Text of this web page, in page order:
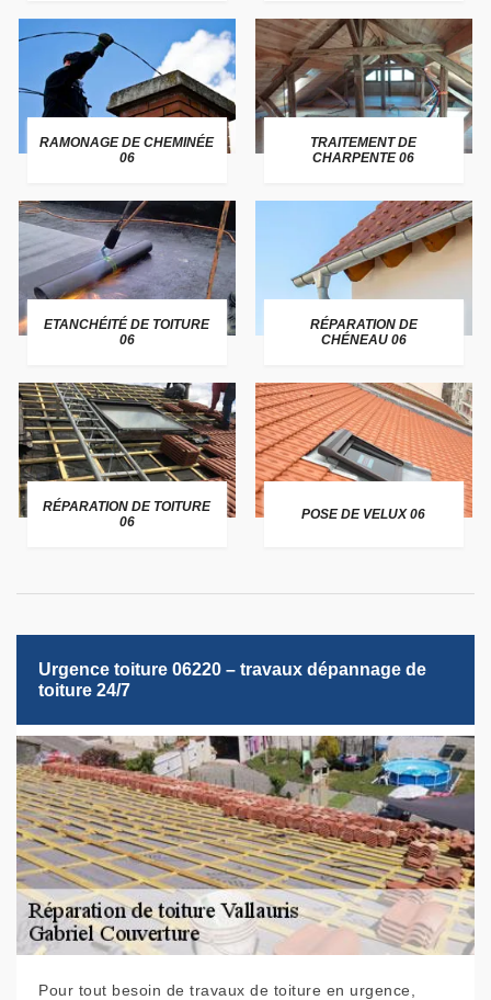
RAMONAGE DE CHEMINÉE
06
TRAITEMENT DE
CHARPENTE 06
ETANCHÉITÉ DE TOITURE
06
RÉPARATION DE
CHÉNEAU 06
RÉPARATION DE TOITURE
06
POSE DE VELUX 06
Urgence toiture 06220 – travaux dépannage de
toiture 24/7
Pour tout besoin de travaux de toiture en urgence,